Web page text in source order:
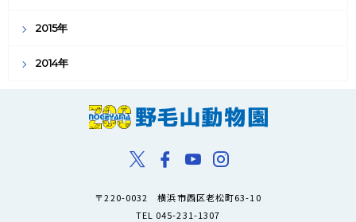
2015年
2014年
〒220-0032 横浜市西区老松町63-10
TEL 045-231-1307